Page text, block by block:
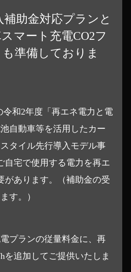
補助金対応プランと
マート充電CO2フ
準備しておりま
和2年度「再エネ電力と電
自動車等を活用したカー
タイル先行導入モデル事
自宅で使用する電力を再エ
があります。（補助金の受
す。）
プランの従量料金に、再
を追加してご提供いたしま